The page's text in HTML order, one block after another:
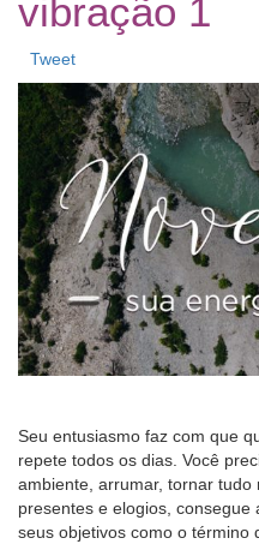
vibração 1
Tweet
Seu entusiasmo faz com que
repete todos os dias. Você
ambiente, arrumar, tornar
presentes e elogios, consegue
seus objetivos como o término